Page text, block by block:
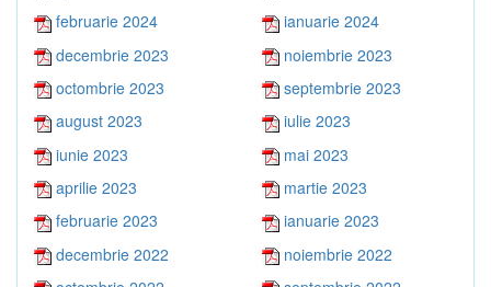
februarie 2024
ianuarie 2024
decembrie 2023
noiembrie 2023
octombrie 2023
septembrie 2023
august 2023
iulie 2023
iunie 2023
mai 2023
aprilie 2023
martie 2023
februarie 2023
ianuarie 2023
decembrie 2022
noiembrie 2022